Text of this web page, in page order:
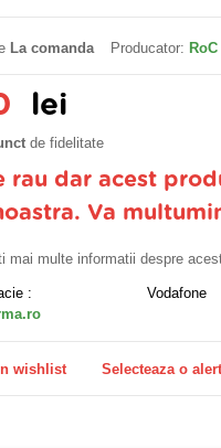
La comanda Producator:
lei
de fidelitate
rau dar acest
Va
mai multe informatii despre
: Vodafone
wishlist Selecteaza o